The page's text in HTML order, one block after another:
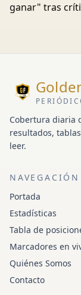
ganar" tras
Cobertura diaria
resultados,
leer.
NAVEGACIÓN
Portada
Estadísticas
Tabla de
Marcadores en
Quiénes Somos
Contacto